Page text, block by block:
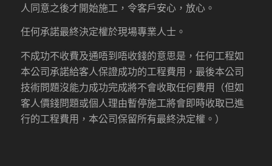
人同意之後才開始施工，令客戶安心，放心。
任何承諾最終決定權於現場專業人士。
不成功不收費及通唔到唔收錢的意思是，任何工程如
本公司承諾給客人保證成功的工程費用，最後本公司
技術問題沒能力成功完成將不會收取任何費用（但如
客人價錢問題或個人理由暫停施工將會即時收取已進
行的工程費用，本公司保留所有最終決定權。）